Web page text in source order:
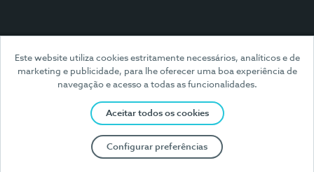
Este website utiliza cookies estritamente necessários, analíticos e de
marketing e publicidade, para lhe oferecer uma boa experiência de
navegação e acesso a todas as funcionalidades.
Aceitar todos os cookies
Configurar preferências